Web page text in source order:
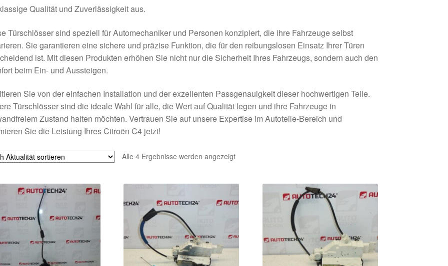
Qualität und Zuverlässigkeit aus.
Türschlösser sind speziell für Automechaniker und Personen konzipiert, die ihre Fahrzeuge selbst
Sie garantieren eine sichere und präzise Funktion, die für den reibungslosen Einsatz Ihrer Türen
ist. Mit diesen Produkten erhöhen Sie nicht nur die Sicherheit Ihres Fahrzeugs, sondern auch den
beim Ein- und Aussteigen.
Sie von der einfachen Installation und der exzellenten Passgenauigkeit dieser hochwertigen Teile.
Türschlösser sind die ideale Wahl für alle, die Wert auf Qualität legen und ihre Fahrzeuge in
Zustand halten möchten. Vertrauen Sie auf unsere Expertise im Autoteile-Bereich und
Sie die Leistung Ihres Citroën C4 jetzt!
Alle 4 Ergebnisse werden angezeigtNach